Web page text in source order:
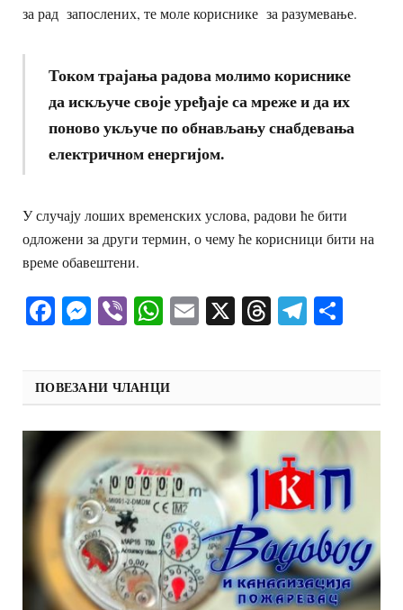
за рад запослених, те моле кориснике за разумевање.
Током трајања радова молимо кориснике
да искључе своје уређаје са мреже и да их
поново укључе по обнављању снабдевања
електричном енергијом.
У случају лоших временских услова, радови ће бити
одложени за други термин, о чему ће корисници бити на
време обавештени.
Facebook
Messenger
ViberWhatsApp
Email
X Threads
ПОВЕЗАНИ ЧЛАНЦИ